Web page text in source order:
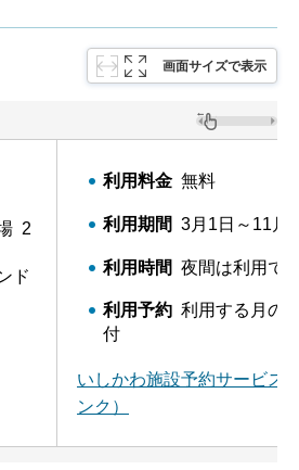
画面サイズで表示
2
ド
利用料金 無料
利用期間 3月1日～11月
利用時間 夜間は利用で
利用予約 利用する月の
付
いしかわ施設予約サービス
ンク）